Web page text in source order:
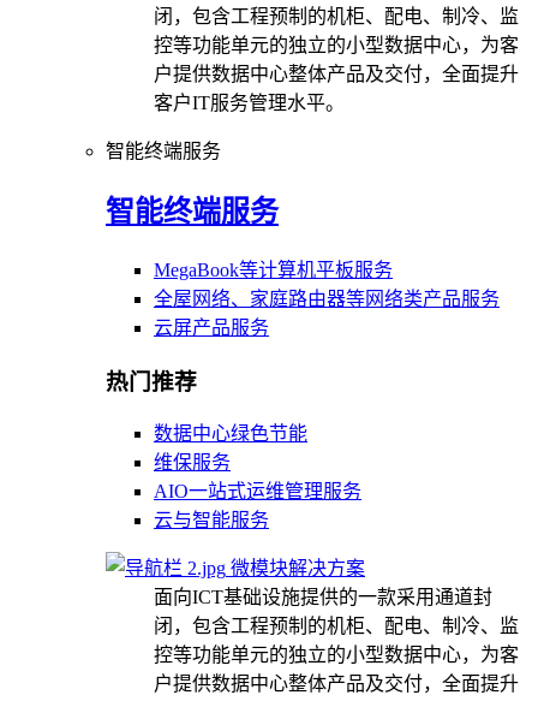
闭，包含工程预制的机柜、配电、制冷、监
控等功能单元的独立的小型数据中心，为客
户提供数据中心整体产品及交付，全面提升
客户IT服务管理水平。
智能终端服务
智能终端服务
MegaBook等计算机平板服务
全屋网络、家庭路由器等网络类产品服务
云屏产品服务
热门推荐
数据中心绿色节能
维保服务
AIO一站式运维管理服务
云与智能服务
微模块解决方案
面向ICT基础设施提供的一款采用通道封
闭，包含工程预制的机柜、配电、制冷、监
控等功能单元的独立的小型数据中心，为客
户提供数据中心整体产品及交付，全面提升